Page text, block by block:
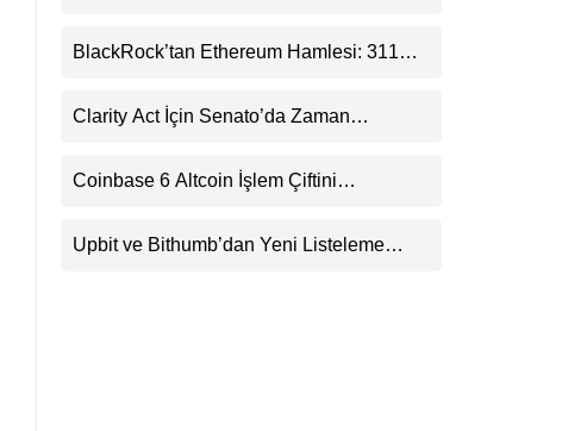
BlackRock’tan Ethereum Hamlesi: 311
Clarity Act İçin Senato’da Zaman
Coinbase 6 Altcoin İşlem Çiftini
Upbit ve Bithumb’dan Yeni Listeleme